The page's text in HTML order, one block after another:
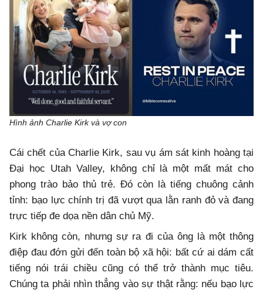
Hình ảnh Charlie Kirk và vợ con
Cái chết của Charlie Kirk, sau vụ ám sát kinh hoàng tại
Đại học Utah Valley, không chỉ là một mất mát cho
phong trào bảo thủ trẻ. Đó còn là tiếng chuông cảnh
tỉnh: bạo lực chính trị đã vượt qua lằn ranh đỏ và đang
trực tiếp đe dọa nền dân chủ Mỹ.
Kirk không còn, nhưng sự ra đi của ông là một thông
điệp đau đớn gửi đến toàn bộ xã hội: bất cứ ai dám cất
tiếng nói trái chiều cũng có thể trở thành mục tiêu.
Chúng ta phải nhìn thẳng vào sự thật rằng: nếu bạo lực